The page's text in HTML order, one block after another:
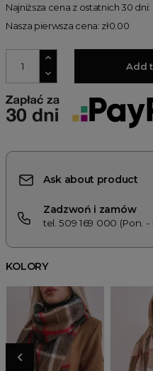
Najniższa cena z ostatnich 30 dni:
Nasza pierwsza cena: zł0.00
Add
Ask about product
Zadzwoń i zamów
tel. 509 169 000 (Pon. -
KOLORY